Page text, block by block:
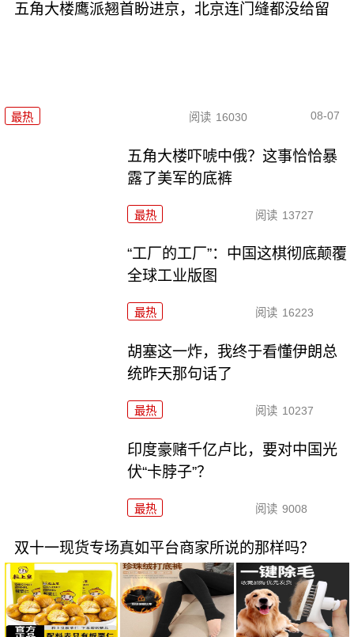
五角大楼鹰派翘首盼进京，北京连门缝都没给留
最热 阅读 16030 08-07
五角大楼吓唬中俄？这事恰恰暴
露了美军的底裤
最热 阅读 13727
“工厂的工厂”：中国这棋彻底颠覆
全球工业版图
最热 阅读 16223
胡塞这一炸，我终于看懂伊朗总
统昨天那句话了
最热 阅读 10237
印度豪赌千亿卢比，要对中国光
伏“卡脖子”？
最热 阅读 9008
双十一现货专场真如平台商家所说的那样吗？